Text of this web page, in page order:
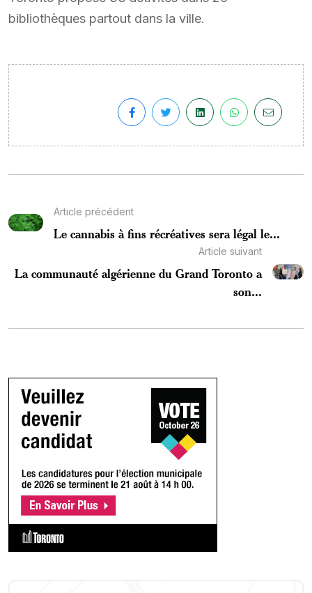
bibliothèques partout dans la ville.
Article précédent
Le cannabis à fins récréatives sera légal le...
Article suivant
La communauté algérienne du Grand Toronto a
son...